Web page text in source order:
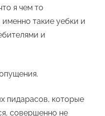
я чем то
именно такие уебки и
и
пидарасов, которые
совершенно не